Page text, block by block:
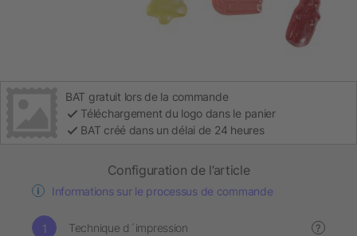
BAT gratuit lors de la commande
Téléchargement du logo dans le panier
BAT créé dans un délai de 24 heures
Configuration de l’article
Informations sur le processus de commande
Technique d´impression ?